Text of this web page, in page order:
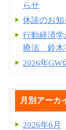
らせ
休診のお
行動経済
療法 鈴木
2026年GW
月別アーカ
2026年6月